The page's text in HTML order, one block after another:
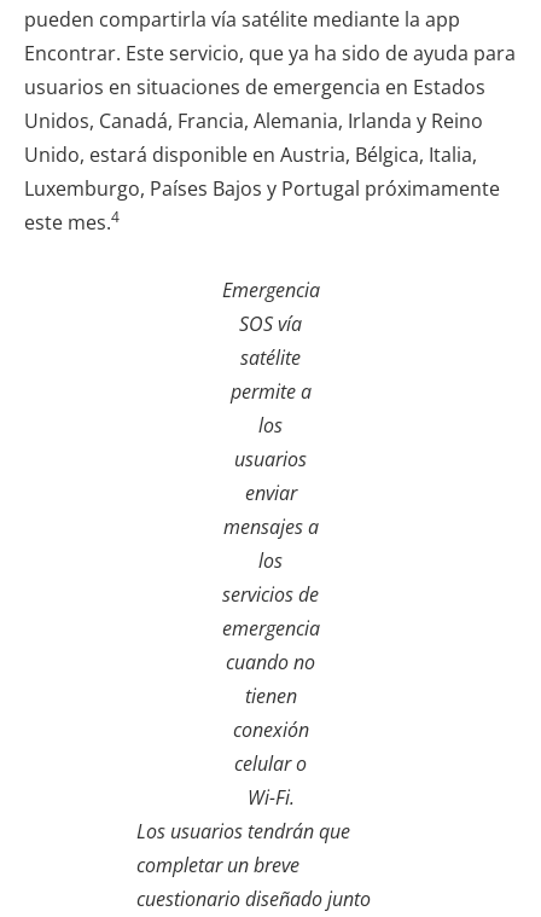
pueden compartirla vía satélite mediante la app
Encontrar. Este servicio, que ya ha sido de ayuda para
usuarios en situaciones de emergencia en Estados
Unidos, Canadá, Francia, Alemania, Irlanda y Reino
Unido, estará disponible en Austria, Bélgica, Italia,
Luxemburgo, Países Bajos y Portugal próximamente
este mes.4
Emergencia
SOS vía
satélite
permite a
los
usuarios
enviar
mensajes a
los
servicios de
emergencia
cuando no
tienen
conexión
celular o
Wi-Fi.
Los usuarios tendrán que
completar un breve
cuestionario diseñado junto